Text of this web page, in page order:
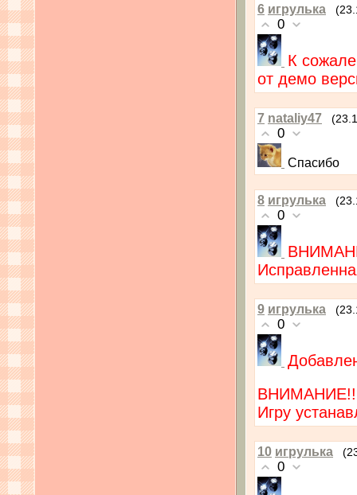
6 игрулька
0
К
от демо
7 nataliy47
0
Спасибо
8 игрулька
0
9 игрулька
0
Игру
10 игрулька
0